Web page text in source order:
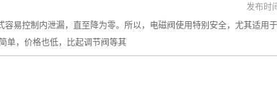
易控制内泄漏，直至降为零。所以，电磁阀使用特别安全，尤其适用
单，价格也低，比起调节阀等其
发布时